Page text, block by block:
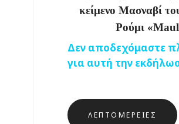
κείμενο Μασναβί
Ρούμι
Δεν αποδεχόμαστε
για αυτή την
ΛΕΠΤΟΜΈΡΕΙΕΣ